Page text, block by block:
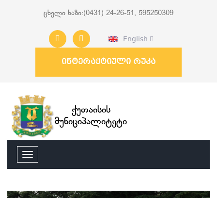
ცხელი ხაზი:(0431) 24-26-51, 595250309
English
ინტერაქტიული რუკა
ქუთაისის
მუნიციპალიტეტი